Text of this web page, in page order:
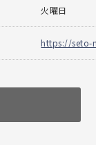
火曜日
https://seto-